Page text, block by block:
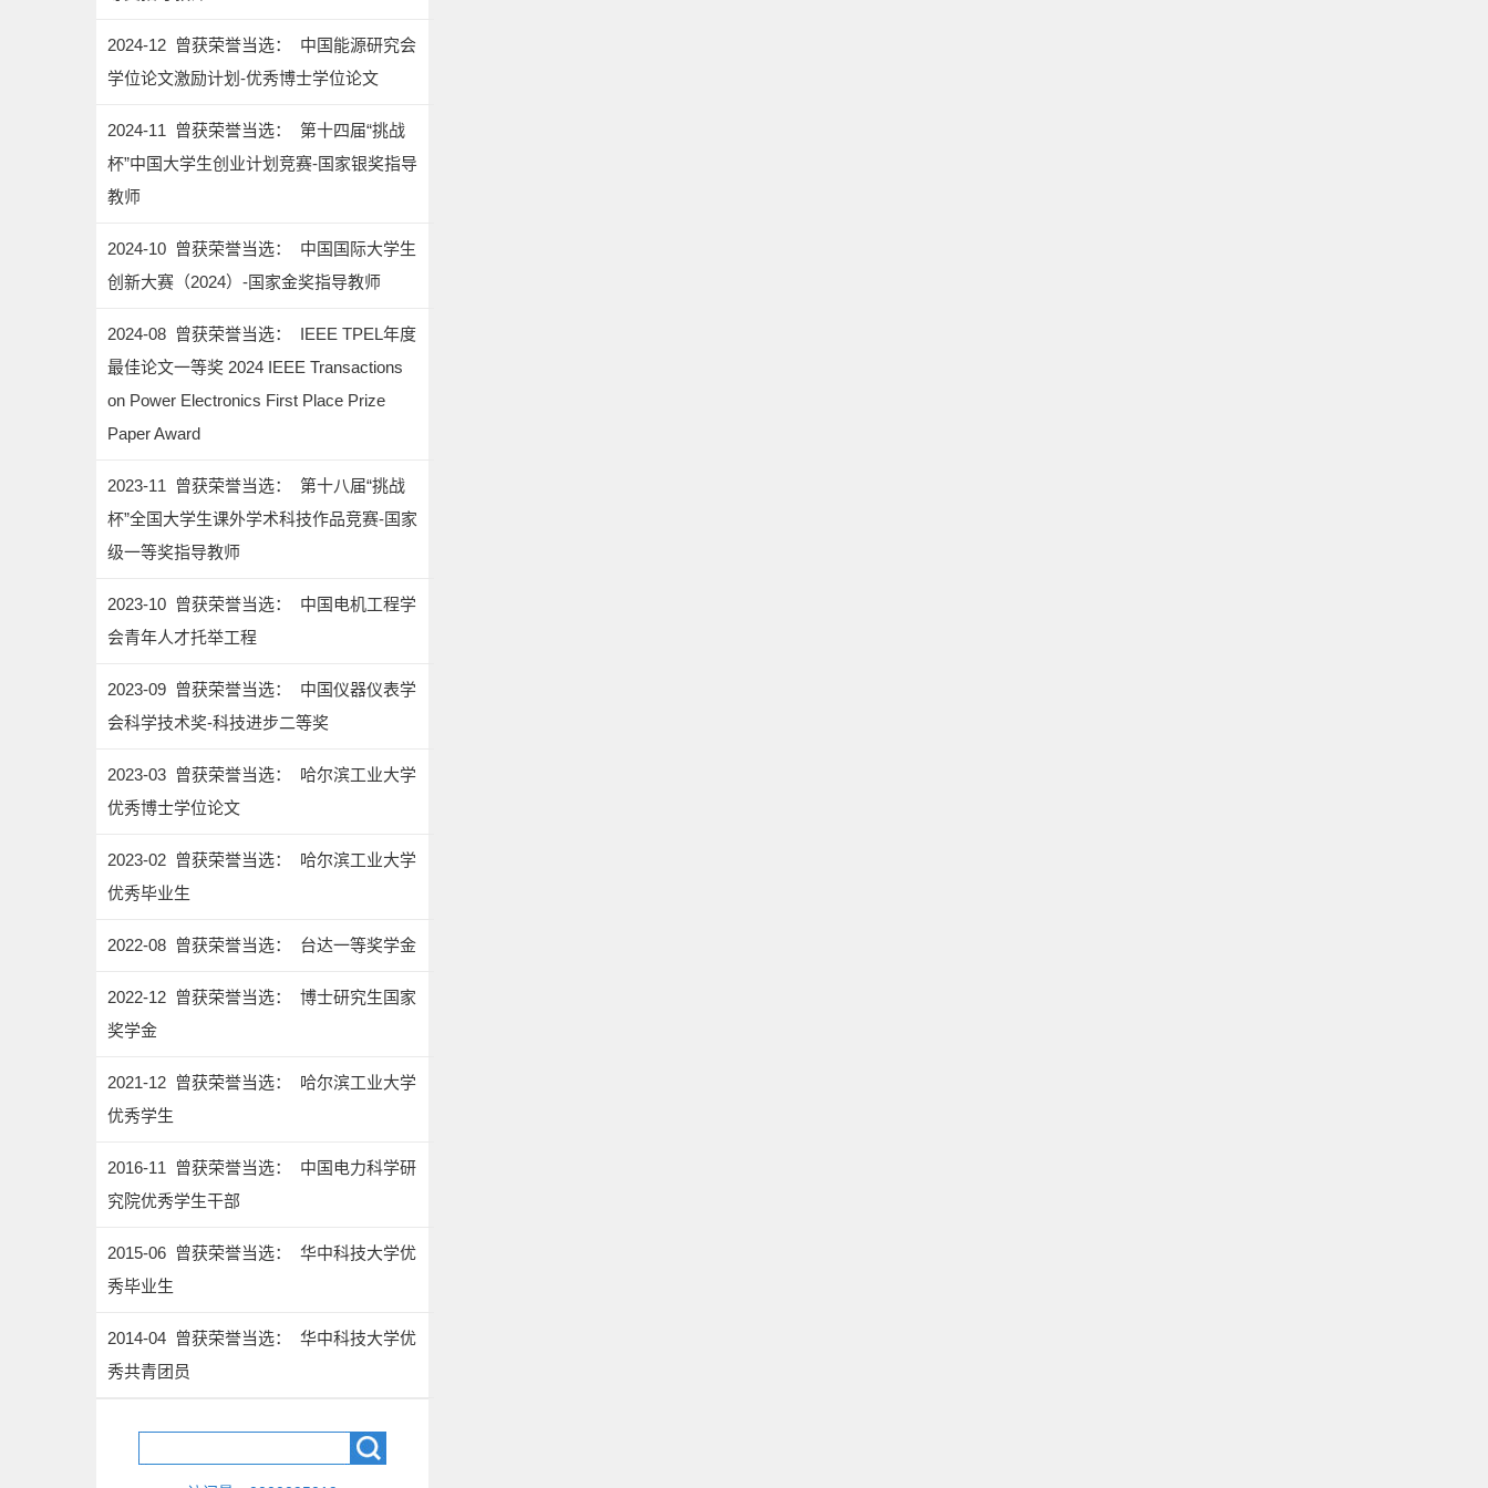
2024-12 曾获荣誉当选： 中国能源研究会
学位论文激励计划-优秀博士学位论文
2024-11 曾获荣誉当选： 第十四届“挑战
杯”中国大学生创业计划竞赛-国家银奖指导
教师
2024-10 曾获荣誉当选： 中国国际大学生
创新大赛（2024）-国家金奖指导教师
2024-08 曾获荣誉当选： IEEE TPEL年度
最佳论文一等奖 2024 IEEE Transactions
on Power Electronics First Place Prize
Paper Award
2023-11 曾获荣誉当选： 第十八届“挑战
杯”全国大学生课外学术科技作品竞赛-国家
级一等奖指导教师
2023-10 曾获荣誉当选： 中国电机工程学
会青年人才托举工程
2023-09 曾获荣誉当选： 中国仪器仪表学
会科学技术奖-科技进步二等奖
2023-03 曾获荣誉当选： 哈尔滨工业大学
优秀博士学位论文
2023-02 曾获荣誉当选： 哈尔滨工业大学
优秀毕业生
2022-08 曾获荣誉当选： 台达一等奖学金
2022-12 曾获荣誉当选： 博士研究生国家
奖学金
2021-12 曾获荣誉当选： 哈尔滨工业大学
优秀学生
2016-11 曾获荣誉当选： 中国电力科学研
究院优秀学生干部
2015-06 曾获荣誉当选： 华中科技大学优
秀毕业生
2014-04 曾获荣誉当选： 华中科技大学优
秀共青团员